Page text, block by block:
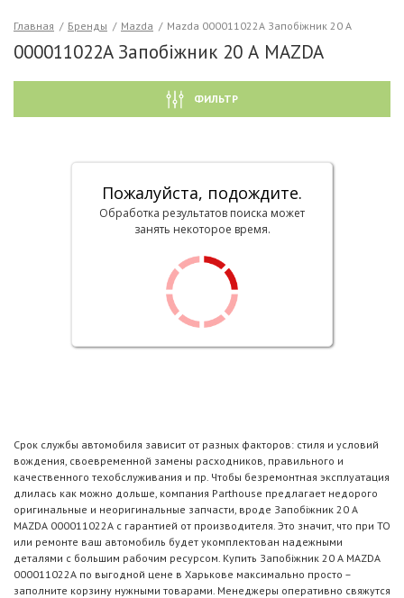
Главная / Бренды / Mazda / Mazda 000011022A Запобіжник 20 А
000011022A Запобіжник 20 А MAZDA
ФИЛЬТР
Пожалуйста, подождите.
Обработка результатов поиска может
занять некоторое время.
Срок службы автомобиля зависит от разных факторов: стиля и условий
вождения, своевременной замены расходников, правильного и
качественного техобслуживания и пр. Чтобы безремонтная эксплуатация
длилась как можно дольше, компания Parthouse предлагает недорого
оригинальные и неоригинальные запчасти, вроде Запобіжник 20 А
MAZDA 000011022A с гарантией от производителя. Это значит, что при ТО
или ремонте ваш автомобиль будет укомплектован надежными
деталями с большим рабочим ресурсом. Купить Запобіжник 20 А MAZDA
000011022A по выгодной цене в Харькове максимально просто –
заполните корзину нужными товарами. Менеджеры оперативно свяжутся